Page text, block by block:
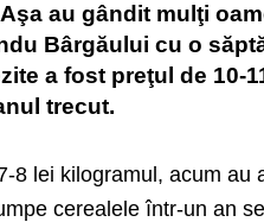
au gândit mulţi
Bârgăului cu o
a fost preţul de 10-
trecut.
8 lei kilogramul, acum au
cerealele într-un an